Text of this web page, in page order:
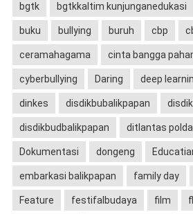
bgtk bgtkkaltim kunjunganedukasi
buku bullying buruh cbp
ceramahagama cinta bangga
cyberbullying Daring deep
dinkes disdikbubalikpapan
disdikbudbalikpapan ditlantas
Dokumentasi dongeng
embarkasi balikpapan family day
Feature festifalbudaya film